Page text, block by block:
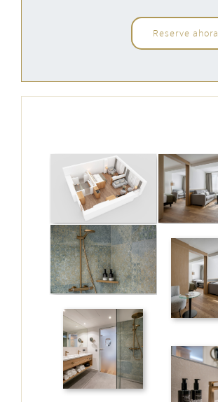
Reserve ahora